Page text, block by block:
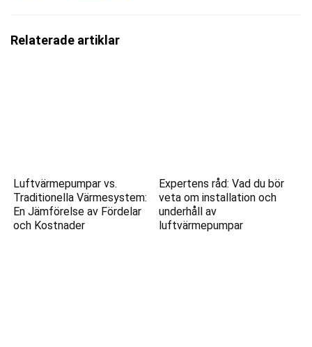
Relaterade artiklar
Luftvärmepumpar vs.
Traditionella Värmesystem:
En Jämförelse av Fördelar
och Kostnader
Expertens råd: Vad du bör
veta om installation och
underhåll av
luftvärmepumpar